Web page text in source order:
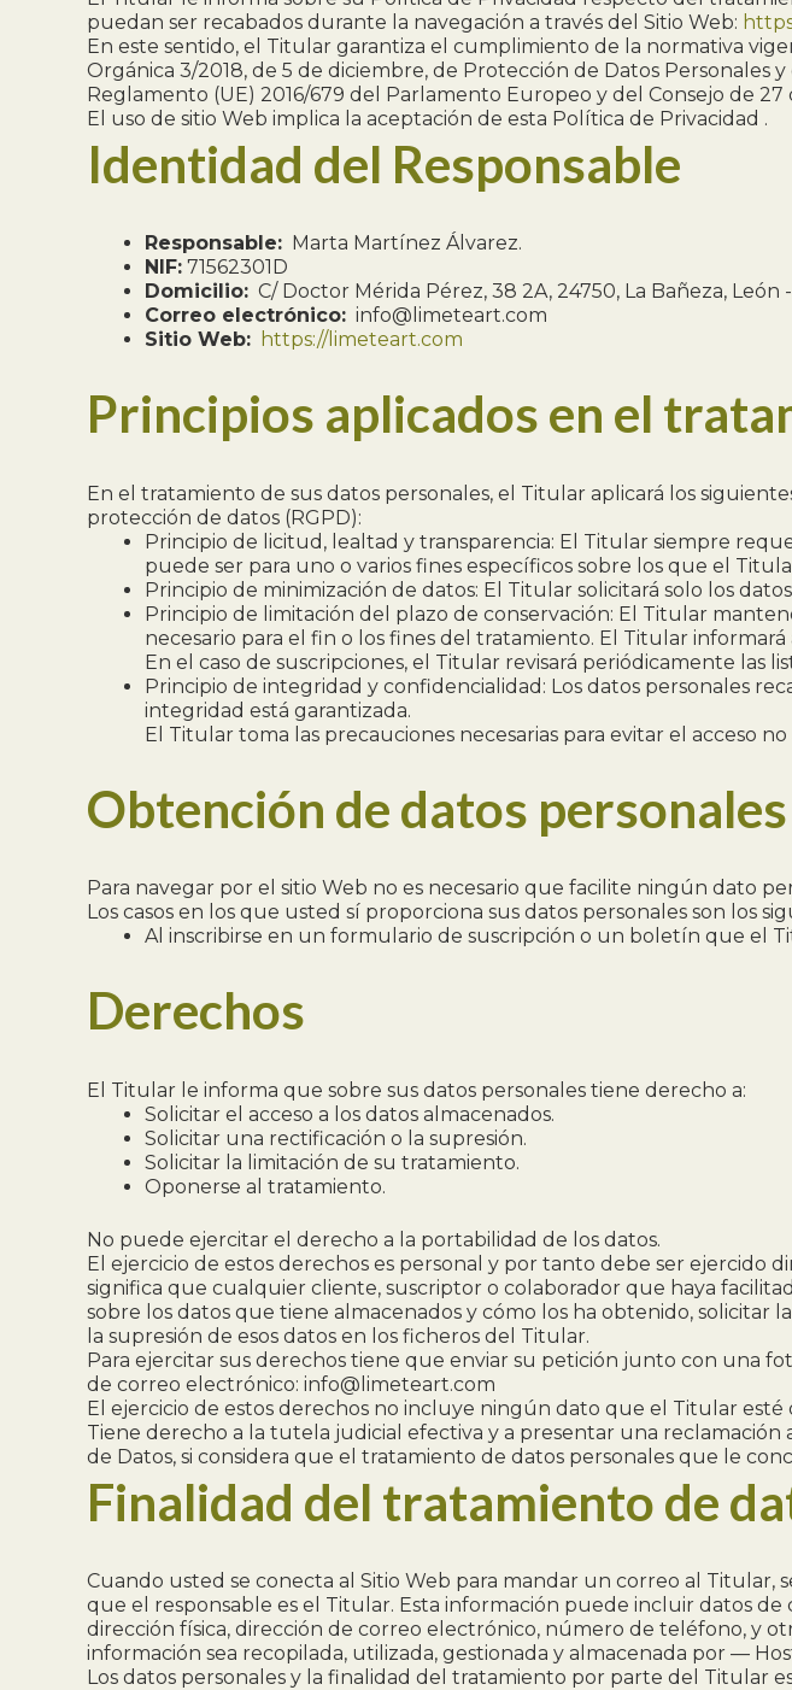
puedan ser recabados durante la navegación a través del Sitio Web:
En este sentido, el Titular garantiza el cumplimiento de la normativa
Orgánica 3/2018, de 5 de diciembre, de Protección de Datos Personales
Reglamento (UE) 2016/679 del Parlamento Europeo y del Consejo de
El uso de sitio Web implica la aceptación de esta Política de Privacidad .
Identidad del Responsable
Responsable: Marta Martínez Álvarez.
NIF: 71562301D
Domicilio: C/ Doctor Mérida Pérez, 38 2A, 24750, La Bañeza, León
Correo electrónico: info@limeteart.com
Sitio Web: https://limeteart.com
Principios aplicados en el
En el tratamiento de sus datos personales, el Titular aplicará los
protección de datos (RGPD):
Principio de licitud, lealtad y transparencia: El Titular siempre
puede ser para uno o varios fines específicos sobre los que el
Principio de minimización de datos: El Titular solicitará solo los
Principio de limitación del plazo de conservación: El Titular
necesario para el fin o los fines del tratamiento. El Titular
En el caso de suscripciones, el Titular revisará periódicamente las
Principio de integridad y confidencialidad: Los datos personales
integridad está garantizada.
El Titular toma las precauciones necesarias para evitar el acceso
Obtención de datos personales
Para navegar por el sitio Web no es necesario que facilite ningún dato
Los casos en los que usted sí proporciona sus datos personales son los
Al inscribirse en un formulario de suscripción o un boletín que el
Derechos
El Titular le informa que sobre sus datos personales tiene derecho a:
Solicitar el acceso a los datos almacenados.
Solicitar una rectificación o la supresión.
Solicitar la limitación de su tratamiento.
Oponerse al tratamiento.
No puede ejercitar el derecho a la portabilidad de los datos.
El ejercicio de estos derechos es personal y por tanto debe ser
significa que cualquier cliente, suscriptor o colaborador que haya
sobre los datos que tiene almacenados y cómo los ha obtenido, solicitar
la supresión de esos datos en los ficheros del Titular.
Para ejercitar sus derechos tiene que enviar su petición junto con una
de correo electrónico: info@limeteart.com
El ejercicio de estos derechos no incluye ningún dato que el Titular
Tiene derecho a la tutela judicial efectiva y a presentar una
de Datos, si considera que el tratamiento de datos personales que le
Finalidad del tratamiento de
Cuando usted se conecta al Sitio Web para mandar un correo al
que el responsable es el Titular. Esta información puede incluir datos
dirección física, dirección de correo electrónico, número de teléfono, y
información sea recopilada, utilizada, gestionada y almacenada por —
Los datos personales y la finalidad del tratamiento por parte del Titular